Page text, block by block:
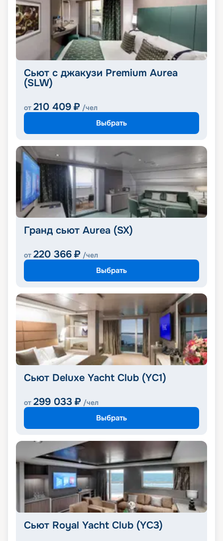
Сьют с джакузи Premium Aurea
(SLW)
от 210 409 ₽ /чел
Выбрать
Гранд сьют Aurea (SX)
от 220 366 ₽ /чел
Выбрать
Сьют Deluxe Yacht Club (YC1)
от 299 033 ₽ /чел
Выбрать
Сьют Royal Yacht Club (YC3)